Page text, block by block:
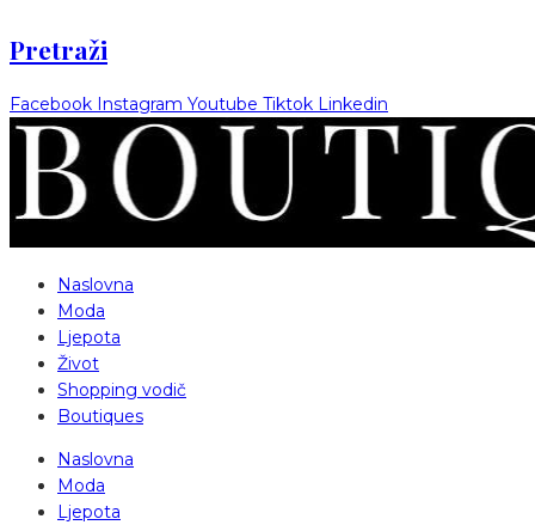
Pretraži
Facebook Instagram Youtube Tiktok Linkedin
Naslovna
Moda
Ljepota
Život
Shopping vodič
Boutiques
Naslovna
Moda
Ljepota